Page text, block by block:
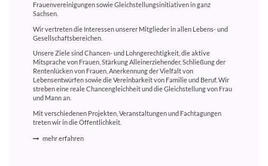
Frauenvereinigungen sowie Gleichstellungsinitiativen in ganz
Sachsen.
Wir vertreten die Interessen unserer Mitglieder in allen Lebens- und
Gesellschaftsbereichen.
Unsere Ziele sind Chancen- und Lohngerechtigkeit, die aktive
Mitsprache von Frauen, Stärkung Alleinerziehender, Schließung der
Rentenlücken von Frauen, Anerkennung der Vielfalt von
Lebensentwürfen sowie die Vereinbarkeit von Familie und Beruf. Wir
streben eine reale Chancengleichheit und die Gleichstellung von Frau
und Mann an.
Mit verschiedenen Projekten, Veranstaltungen und Fachtagungen
treten wir in die Öffentlichkeit.
mehr erfahren